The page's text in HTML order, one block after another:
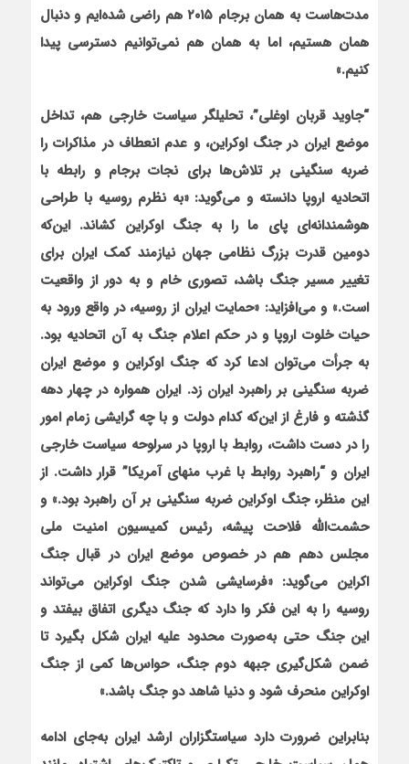
مدت‌هاست به همان برجام ۲۰۱۵هم راضی شده‌ایم و دنبال
همان هستیم، اما به همان هم نمی‌توانیم دسترسی پیدا
کنیم.»
“جاوید قربان اوغلی”، تحلیلگر سیاست خارجی هم، تداخل
موضع ایران در جنگ اوکراین، و عدم انعطاف در مذاکرات را
ضربه سنگینی بر تلاش‌ها برای نجات برجام و رابطه با
اتحادیه اروپا دانسته و می‌گوید: «به نظرم روسیه با طراحی
هوشمندانه‌ای پای ما را به جنگ اوکراین کشاند. این‌که
دومین قدرت بزرگ نظامی جهان نیازمند کمک ایران برای
تغییر مسیر جنگ باشد، تصوری خام و به دور از واقعیت
است.» و می‌افزاید: «حمایت ایران از روسیه، در واقع ورود به
حیات خلوت اروپا و در حکم اعلام جنگ به آن اتحادیه بود.
به جرأت می‌توان ادعا کرد که جنگ اوکراین و موضع ایران
ضربه سنگینی بر راهبرد ایران زد. ایران همواره در چهار دهه
گذشته و فارغ از این‌که کدام دولت و با چه گرایشی زمام امور
را در دست داشت، روابط با اروپا در سرلوحه سیاست خارجی
ایران و “راهبرد روابط با غرب منهای آمریکا” قرار داشت. از
این منظر، جنگ اوکراین ضربه سنگینی بر آن راهبرد بود.» و
حشمت‌الله فلاحت پیشه، رئیس کمیسیون امنیت ملی
مجلس دهم هم در خصوص موضع ایران در قبال جنگ
اکراین می‌گوید: «فرسایشی شدن جنگ اوکراین می‌تواند
روسیه را به این فکر وا دارد که جنگ دیگری اتفاق بیفتد و
این جنگ حتی به‌صورت محدود علیه ایران شکل بگیرد تا
ضمن شکل‌گیری جبهه دوم جنگ، حواس‌ها کمی از جنگ
اوکراین منحرف شود و دنیا شاهد دو جنگ باشد.»
بنابراین ضرورت دارد سیاستگزاران ارشد ایران به‌جای ادامه